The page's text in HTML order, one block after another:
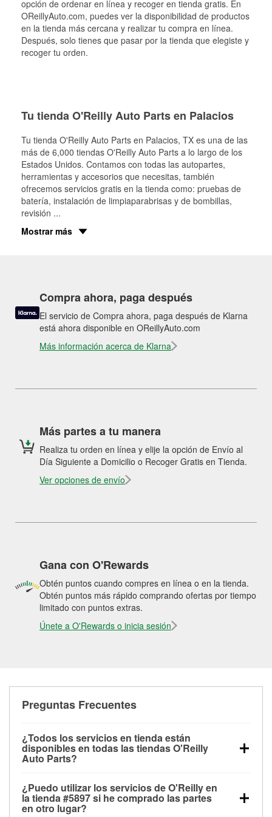
opción de ordenar en línea y recoger en tienda gratis. En
OReillyAuto.com, puedes ver la disponibilidad de productos
en la tienda más cercana y realizar tu compra en línea.
Después, solo tienes que pasar por la tienda que elegiste y
recoger tu orden.
Tu tienda O'Reilly Auto Parts en Palacios
Tu tienda O'Reilly Auto Parts en Palacios, TX es una de las
más de 6,000 tiendas O'Reilly Auto Parts a lo largo de los
Estados Unidos. Contamos con todas las autopartes,
herramientas y accesorios que necesitas, también
ofrecemos servicios gratis en la tienda como: pruebas de
batería, instalación de limpiaparabrisas y de bombillas,
revisión ...
Mostrar más
Compra ahora, paga después
El servicio de Compra ahora, paga después de Klarna
está ahora disponible en OReillyAuto.com
Más información acerca de Klarna
Más partes a tu manera
Realiza tu orden en línea y elije la opción de Envío al
Día Siguiente a Domicilio o Recoger Gratis en Tienda.
Ver opciones de envío
Gana con O'Rewards
Obtén puntos cuando compres en línea o en la tienda.
Obtén puntos más rápido comprando ofertas por tiempo
limitado con puntos extras.
Únete a O'Rewards o inicia sesión
Preguntas Frecuentes
¿Todos los servicios en tienda están
disponibles en todas las tiendas O'Reilly
Auto Parts?
las pruebas de batería, pruebas de alternador y
motor de arranque, revisión de la luz “Check Engine”
¿Puedo utilizar los servicios de O'Reilly en
la tienda #5897 si he comprado las partes
en otro lugar?